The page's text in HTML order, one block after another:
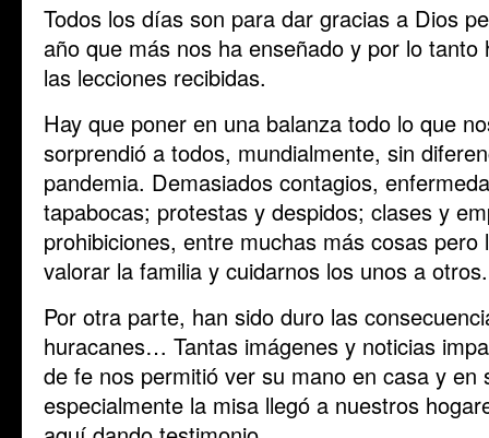
Todos los días son para dar gracias a Dios
año que más nos ha enseñado y por lo
las lecciones recibidas.
Hay que poner en una balanza todo lo que
sorprendió a todos, mundialmente, sin
pandemia. Demasiados contagios,
tapabocas; protestas y despidos; clases y
prohibiciones, entre muchas más cosas
valorar la familia y cuidarnos los unos a otros.
Por otra parte, han sido duro las
huracanes… Tantas imágenes y noticias
de fe nos permitió ver su mano en casa y en
especialmente la misa llegó a nuestros